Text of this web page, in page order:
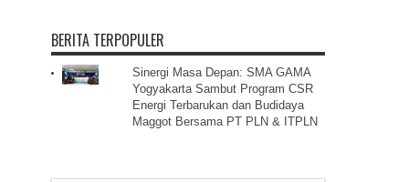
BERITA TERPOPULER
Sinergi Masa Depan: SMA GAMA
Yogyakarta Sambut Program CSR
Energi Terbarukan dan Budidaya
Maggot Bersama PT PLN & ITPLN